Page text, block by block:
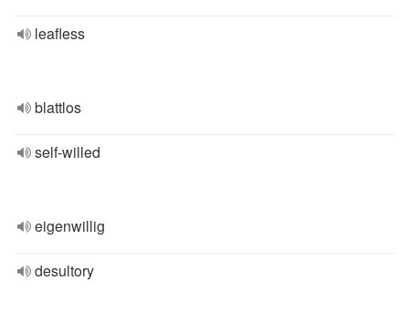
leafless
blattlos
self-willed
eigenwillig
desultory